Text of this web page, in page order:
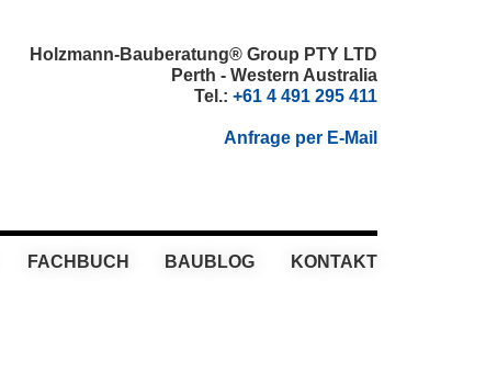
Holzmann-Bauberatung® Group PTY LTD
Perth - Western Australia
Tel.: +61 4 491 295 411
Anfrage per E-Mail
FACHBUCH BAUBLOG KONTAKT